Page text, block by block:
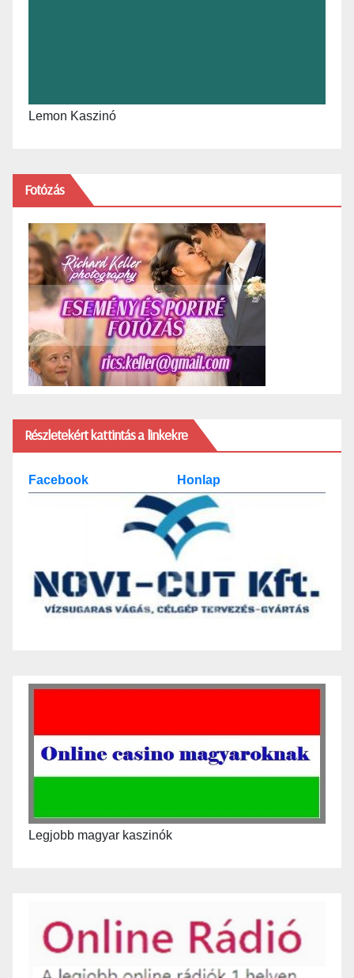
Lemon Kaszinó
Fotózás
Részletekért kattintás a linkekre
Facebook Honlap
Legjobb magyar kaszinók